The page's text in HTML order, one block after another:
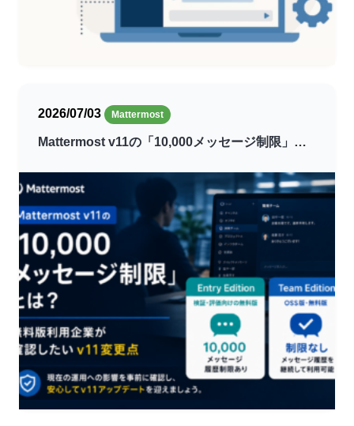
2026/07/03 Mattermost
Mattermost v11の「10,000メッセージ制限」…